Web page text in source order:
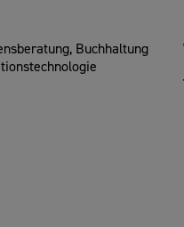
Buchhaltung